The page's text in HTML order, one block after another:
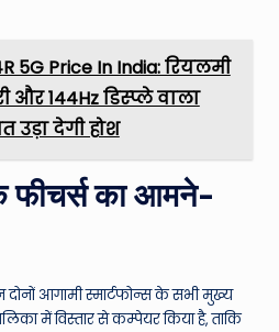
5G Price In India: रियलमी
और 144Hz डिस्प्ले वाला
उड़ा देगी होश
फीचर्स का आमने-
आगामी स्मार्टफोन्स के सभी मुख्य
में विस्तार से कम्पेयर किया है, ताकि